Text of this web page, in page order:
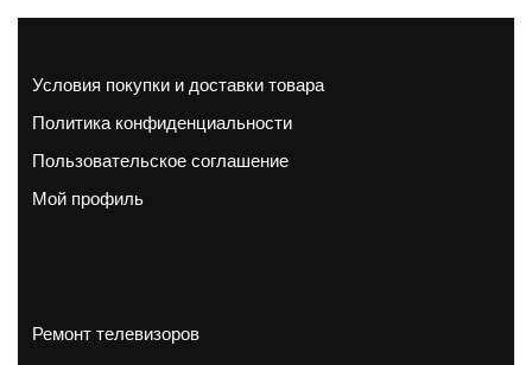
Условия покупки и доставки товара
Политика конфиденциальности
Пользовательское соглашение
Мой профиль
Ремонт телевизоров